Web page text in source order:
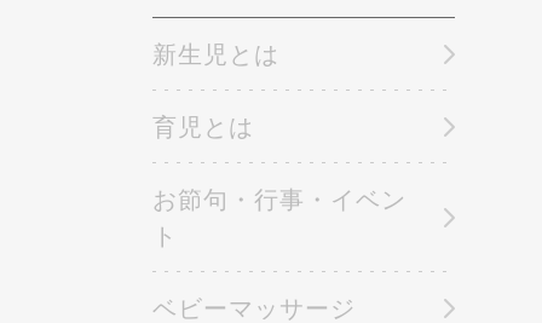
新生児とは
育児とは
お節句・行事・イベン
ト
ベビーマッサージ